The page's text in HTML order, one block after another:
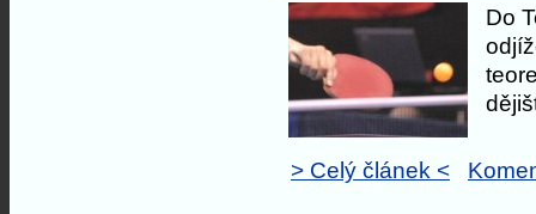
Do
> Celý článek <